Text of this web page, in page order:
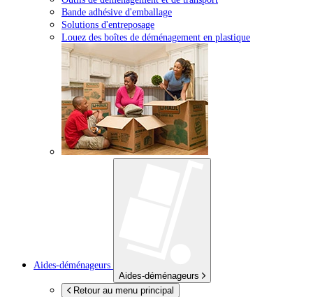
Bande adhésive d'emballage
Solutions d'entreposage
Louez des boîtes de déménagement en plastique
Aides-déménageurs
Aides-déménageurs
Retour au menu principal